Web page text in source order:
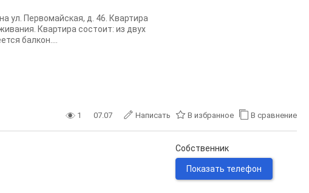
ул. Первомайская, д. 46. Квартира
Квартира состоит: из двух
балкон....
1 07.07 Написать В избранное В сравнение
Собственник
Показать телефон